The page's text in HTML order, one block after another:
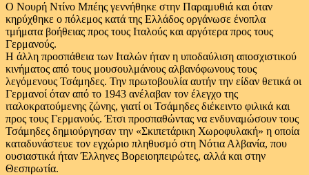
Ο Νουρή Ντίνο Μπέης γεννήθηκε στην Παραμυθιά και όταν
κηρύχθηκε ο πόλεμος κατά της Ελλάδος οργάνωσε ένοπλα
τμήματα βοήθειας προς τους Ιταλούς και αργότερα προς τους
Γερμανούς.
Η άλλη προσπάθεια των Ιταλών ήταν η υποδαύλιση αποσχιστικού
κινήματος από τους μουσουλμάνους αλβανόφωνους τους
λεγόμενους Τσάμηδες. Την πρωτοβουλία αυτήν την είδαν θετικά οι
Γερμανοί όταν από το 1943 ανέλαβαν τον έλεγχο της
ιταλοκρατούμενης ζώνης, γιατί οι Τσάμηδες διέκειντο φιλικά και
προς τους Γερμανούς. Έτσι προσπαθώντας να ενδυναμώσουν τους
Τσάμηδες δημιούργησαν την «Σκιπετάρικη Χωροφυλακή» η οποία
καταδυνάστευε τον εγχώριο πληθυσμό στη Νότια Αλβανία, που
ουσιαστικά ήταν Έλληνες Βορειοηπειρώτες, αλλά και στην
Θεσπρωτία.